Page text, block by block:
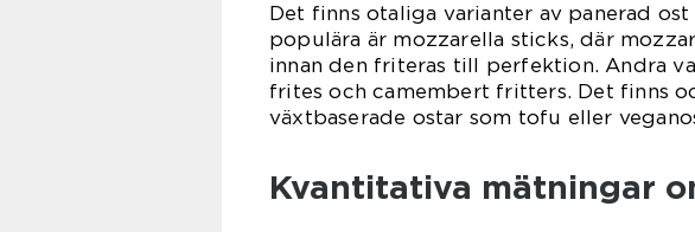
Det finns otaliga varianter av panerad
populära är mozzarella sticks, där
innan den friteras till perfektion. Andra
frites och camembert fritters. Det finns
växtbaserade ostar som tofu eller
Kvantitativa mätningar